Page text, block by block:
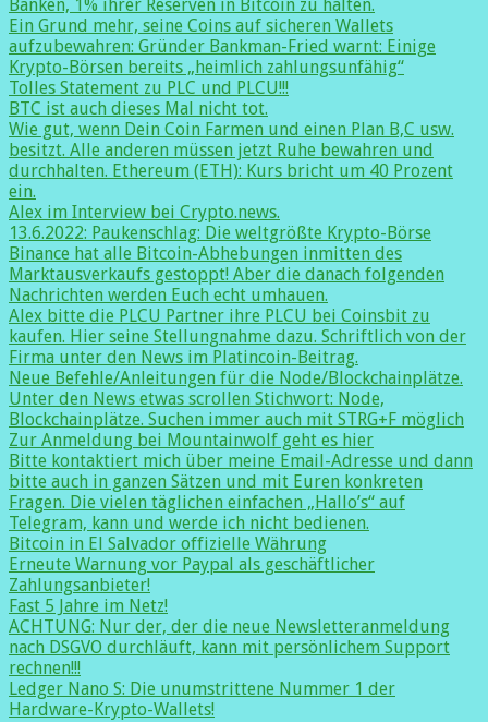
Banken, 1% ihrer Reserven in Bitcoin zu halten.
Ein Grund mehr, seine Coins auf sicheren Wallets
aufzubewahren: Gründer Bankman-Fried warnt: Einige
Krypto-Börsen bereits „heimlich zahlungsunfähig“
Tolles Statement zu PLC und PLCU!!!
BTC ist auch dieses Mal nicht tot.
Wie gut, wenn Dein Coin Farmen und einen Plan B,C usw.
besitzt. Alle anderen müssen jetzt Ruhe bewahren und
durchhalten. Ethereum (ETH): Kurs bricht um 40 Prozent
ein.
Alex im Interview bei Crypto.news.
13.6.2022: Paukenschlag: Die weltgrößte Krypto-Börse
Binance hat alle Bitcoin-Abhebungen inmitten des
Marktausverkaufs gestoppt! Aber die danach folgenden
Nachrichten werden Euch echt umhauen.
Alex bitte die PLCU Partner ihre PLCU bei Coinsbit zu
kaufen. Hier seine Stellungnahme dazu. Schriftlich von der
Firma unter den News im Platincoin-Beitrag.
Neue Befehle/Anleitungen für die Node/Blockchainplätze.
Unter den News etwas scrollen Stichwort: Node,
Blockchainplätze. Suchen immer auch mit STRG+F möglich
Zur Anmeldung bei Mountainwolf geht es hier
Bitte kontaktiert mich über meine Email-Adresse und dann
bitte auch in ganzen Sätzen und mit Euren konkreten
Fragen. Die vielen täglichen einfachen „Hallo’s“ auf
Telegram, kann und werde ich nicht bedienen.
Bitcoin in El Salvador offizielle Währung
Erneute Warnung vor Paypal als geschäftlicher
Zahlungsanbieter!
Fast 5 Jahre im Netz!
ACHTUNG: Nur der, der die neue Newsletteranmeldung
nach DSGVO durchläuft, kann mit persönlichem Support
rechnen!!!
Ledger Nano S: Die unumstrittene Nummer 1 der
Hardware-Krypto-Wallets!